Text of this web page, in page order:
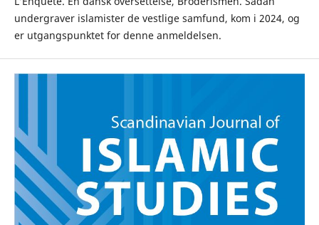
undergraver islamister de vestlige samfund, kom i 2024, og
er utgangspunktet for denne anmeldelsen.